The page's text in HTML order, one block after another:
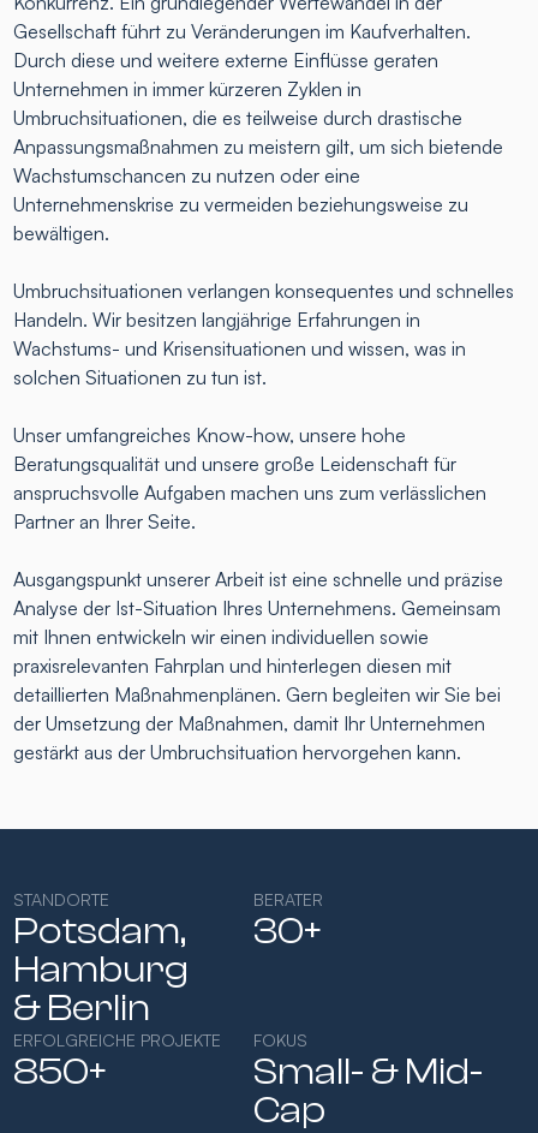
Gesellschaft führt zu Veränderungen im Kaufverhalten.
Durch diese und weitere externe Einflüsse geraten
Unternehmen in immer kürzeren Zyklen in
Umbruchsituationen, die es teilweise durch drastische
Anpassungsmaßnahmen zu meistern gilt, um sich bietende
Wachstumschancen zu nutzen oder eine
Unternehmenskrise zu vermeiden beziehungsweise zu
bewältigen.
Umbruchsituationen verlangen konsequentes und schnelles
Handeln. Wir besitzen langjährige Erfahrungen in
Wachstums- und Krisensituationen und wissen, was in
solchen Situationen zu tun ist.
Unser umfangreiches Know-how, unsere hohe
Beratungsqualität und unsere große Leidenschaft für
anspruchsvolle Aufgaben machen uns zum verlässlichen
Partner an Ihrer Seite.
Ausgangspunkt unserer Arbeit ist eine schnelle und präzise
Analyse der Ist-Situation Ihres Unternehmens. Gemeinsam
mit Ihnen entwickeln wir einen individuellen sowie
praxisrelevanten Fahrplan und hinterlegen diesen mit
detaillierten Maßnahmenplänen. Gern begleiten wir Sie bei
der Umsetzung der Maßnahmen, damit Ihr Unternehmen
gestärkt aus der Umbruchsituation hervorgehen kann.
STANDORTE
Potsdam,
Hamburg​
& Berlin
BERATER
30+
ERFOLGREICHE PROJEKTE
850+
FOKUS
Small- & Mid-
Cap​